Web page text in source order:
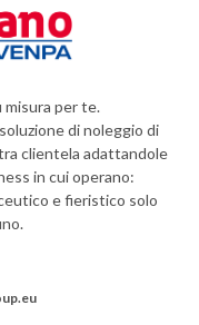
misura per te.
di noleggio di
clientela adattandole
in cui operano:
e fieristico solo